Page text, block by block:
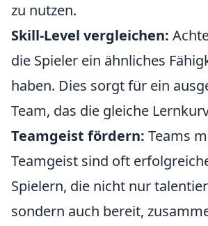
zu nutzen.
Skill-Level vergleichen:
die Spieler ein ähnliches
haben. Dies sorgt für ein
Team, das die gleiche
Teamgeist fördern: Teams
Teamgeist sind oft
Spielern, die nicht nur
sondern auch bereit,